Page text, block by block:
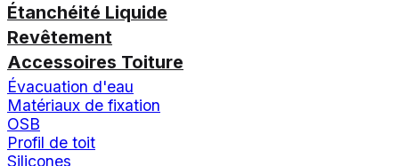
Étanchéité Liquide
Revêtement
Accessoires Toiture
Évacuation d'eau
Matériaux de fixation
OSB
Profil de toit
Silicones